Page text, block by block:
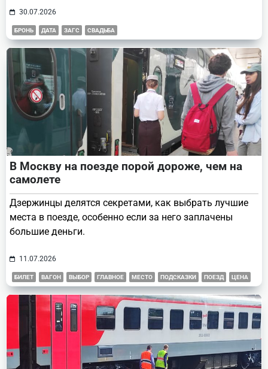
30.07.2026
БРОНЬ ДАТА ЗАГС СВАДЬБА
В Москву на поезде порой дороже, чем на
самолете
Дзержинцы делятся секретами, как выбрать лучшие
места в поезде, особенно если за него заплачены
большие деньги.
11.07.2026
БИЛЕТ ВАГОН ВЫБОР ГЛАВНОЕ МЕСТО ПОДСКАЗКИ ПОЕЗД ЦЕНА